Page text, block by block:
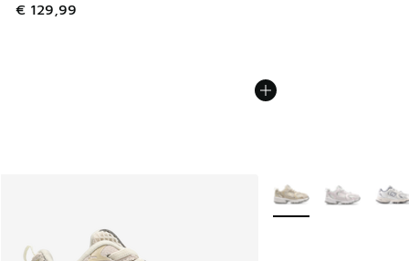
€ 129,99
Meer kleuren